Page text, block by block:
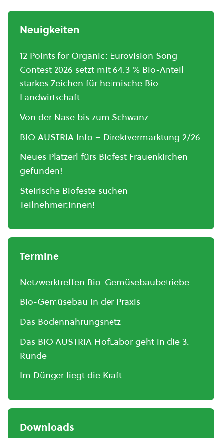
Neuigkeiten
12 Points for Organic: Eurovision Song
Contest 2026 setzt mit 64,3 % Bio-Anteil
starkes Zeichen für heimische Bio-
Landwirtschaft
Von der Nase bis zum Schwanz
BIO AUSTRIA Info – Direktvermarktung 2/26
Neues Platzerl fürs Biofest Frauenkirchen
gefunden!
Steirische Biofeste suchen
Teilnehmer:innen!
Termine
Netzwerktreffen Bio-Gemüsebaubetriebe
Bio-Gemüsebau in der Praxis
Das Bodennahrungsnetz
Das BIO AUSTRIA HofLabor geht in die 3.
Runde
Im Dünger liegt die Kraft
Downloads